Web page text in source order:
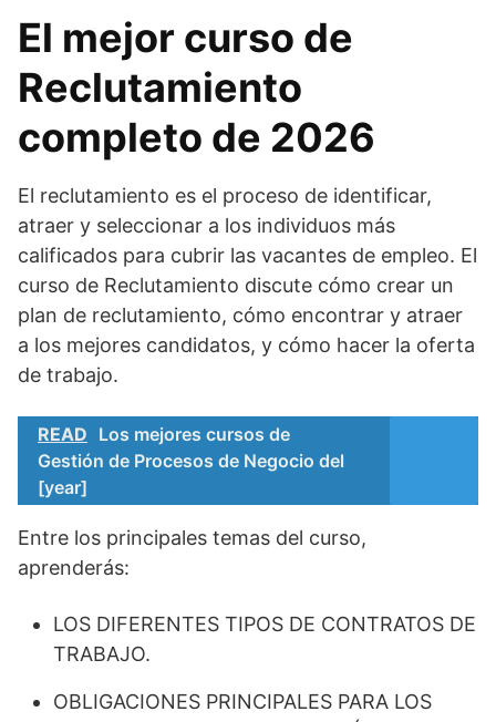
El mejor curso de
Reclutamiento
completo de 2026
El reclutamiento es el proceso de identificar,
atraer y seleccionar a los individuos más
calificados para cubrir las vacantes de empleo. El
curso de Reclutamiento discute cómo crear un
plan de reclutamiento, cómo encontrar y atraer
a los mejores candidatos, y cómo hacer la oferta
de trabajo.
READ Los mejores cursos de
Gestión de Procesos de Negocio del
[year]
Entre los principales temas del curso,
aprenderás:
LOS DIFERENTES TIPOS DE CONTRATOS DE
TRABAJO.
OBLIGACIONES PRINCIPALES PARA LOS